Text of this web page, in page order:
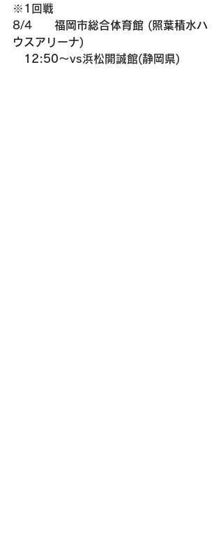
※1回戦
8/4 福岡市総合体育館 (照葉積水ハ
ウスアリーナ)
12:50～vs浜松開誠館(静岡県)